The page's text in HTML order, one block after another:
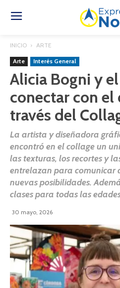
INICIO ARTE
Arte Interés General
Alicia Bogni y
conectar con el
través del
La artista y diseñadora
encontró en el collage un
las texturas, los recortes y
entrelazan para comunicar
nuevas posibilidades.
clases para todas las
30 mayo, 2026